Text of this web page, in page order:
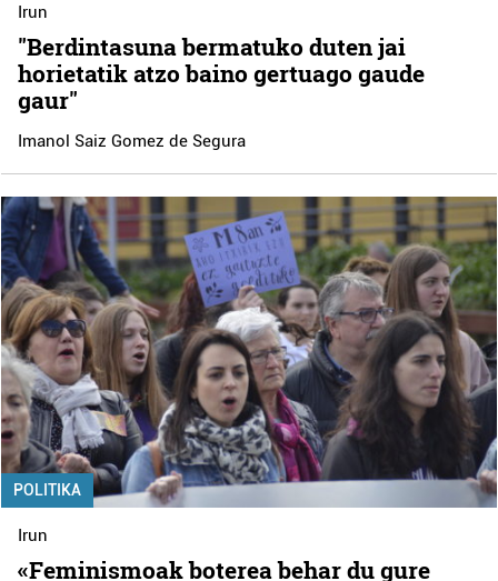
Irun
"Berdintasuna bermatuko duten jai
horietatik atzo baino gertuago gaude
gaur"
Imanol Saiz Gomez de Segura
POLITIKA
Irun
«Feminismoak boterea behar du gure